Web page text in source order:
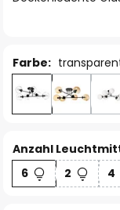
Farbe:
Anzahl
6
2 4